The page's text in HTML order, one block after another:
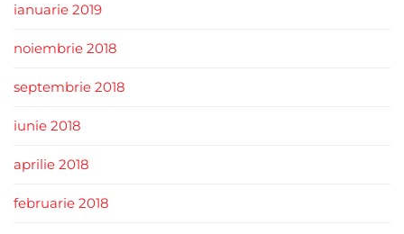
ianuarie 2019
noiembrie 2018
septembrie 2018
iunie 2018
aprilie 2018
februarie 2018